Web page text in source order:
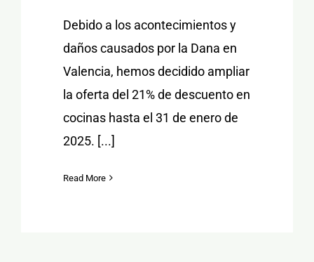
Debido a los acontecimientos y
daños causados por la Dana en
Valencia, hemos decidido ampliar
la oferta del 21% de descuento en
cocinas hasta el 31 de enero de
2025. [...]
Read More